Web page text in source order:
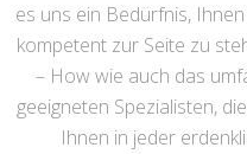
es uns ein Bedürfnis,
kompetent zur Seite zu
– How wie auch das
geeigneten Spezialisten,
Ihnen in jeder